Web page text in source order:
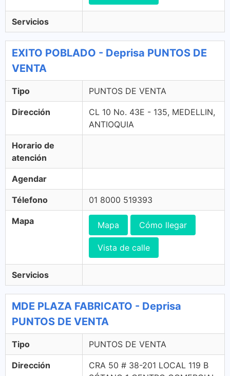
Servicios
EXITO POBLADO - Deprisa PUNTOS DE
VENTA
Tipo PUNTOS DE VENTA
Dirección
CL 10 No. 43E - 135, MEDELLIN,
ANTIOQUIA
Horario de
atención
Agendar
Télefono 01 8000 519393
Mapa Mapa Cómo llegar
Vista de calle
Servicios
MDE PLAZA FABRICATO - Deprisa
PUNTOS DE VENTA
Tipo PUNTOS DE VENTA
Dirección
CRA 50 # 38-201 LOCAL 119 B